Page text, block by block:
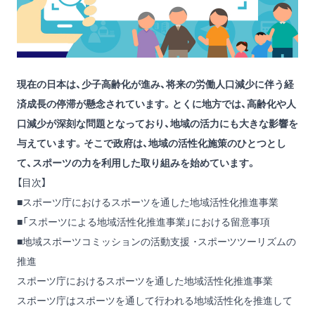
現在の日本は、少子高齢化が進み、将来の労働人口減少に伴う経
済成長の停滞が懸念されています。とくに地方では、高齢化や人
口減少が深刻な問題となっており、地域の活力にも大きな影響を
与えています。そこで政府は、地域の活性化施策のひとつとし
て、スポーツの力を利用した取り組みを始めています。
【目次】
■スポーツ庁におけるスポーツを通した地域活性化推進事業
■「スポーツによる地域活性化推進事業」における留意事項
■地域スポーツコミッションの活動支援 ･スポーツツーリズムの
推進
スポーツ庁におけるスポーツを通した地域活性化推進事業
スポーツ庁はスポーツを通して行われる地域活性化を推進して